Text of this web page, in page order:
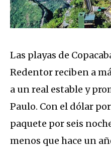
Las playas de
Redentor reciben a
a un real estable y
Paulo. Con el dólar
paquete por seis
menos que hace un